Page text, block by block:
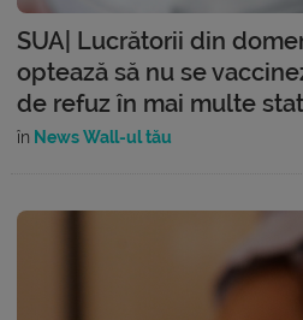
SUA| Lucrătorii din
optează să nu se
de refuz în mai multe
în News Wall-ul tău